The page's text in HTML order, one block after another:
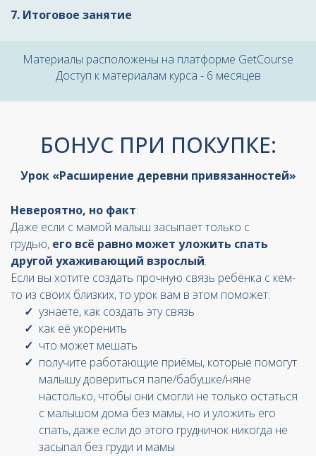
7. Итоговое занятие
Материалы расположены на платформе GetCourse
Доступ к материалам курса - 6 месяцев
БОНУС ПРИ ПОКУПКЕ:
Урок «Расширение деревни привязанностей»
Невероятно, но факт:
Даже если с мамой малыш засыпает только с
грудью, его всё равно может уложить спать
другой ухаживающий взрослый.
Если вы хотите создать прочную связь ребёнка с кем-
то из своих близких, то урок вам в этом поможет:
узнаете, как создать эту связь
как её укоренить
что может мешать
получите работающие приёмы, которые помогут
малышу довериться папе/бабушке/няне
настолько, чтобы они смогли не только остаться
с малышом дома без мамы, но и уложить его
спать, даже если до этого грудничок никогда не
засыпал без груди и мамы